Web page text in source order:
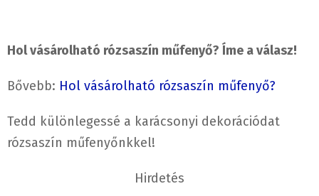
Hol vásárolható rózsaszín műfenyő? Íme a válasz!
Bővebb: Hol vásárolható rózsaszín műfenyő?
Tedd különlegessé a karácsonyi dekorációdat
rózsaszín műfenyőnkkel!
Hirdetés